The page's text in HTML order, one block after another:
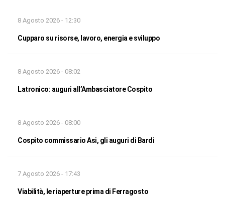
8 Agosto 2026 - 12:30
Cupparo su risorse, lavoro, energia e sviluppo
8 Agosto 2026 - 08:02
Latronico: auguri all’Ambasciatore Cospito
8 Agosto 2026 - 08:00
Cospito commissario Asi, gli auguri di Bardi
7 Agosto 2026 - 17:43
Viabilità, le riaperture prima di Ferragosto